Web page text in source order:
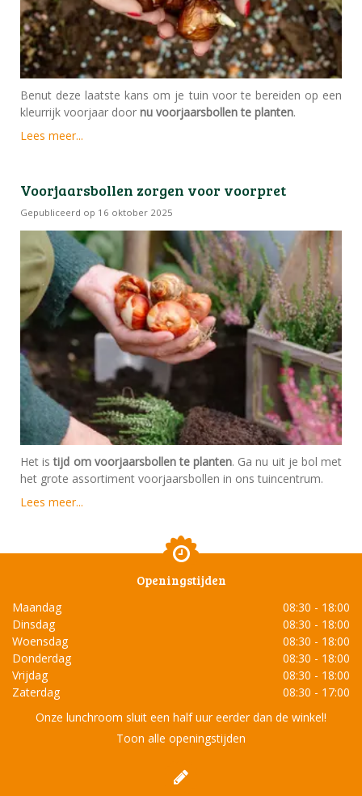
Benut deze laatste kans om je tuin voor te bereiden op een
kleurrijk voorjaar door nu voorjaarsbollen te planten.
Lees meer...
Voorjaarsbollen zorgen voor voorpret
Gepubliceerd op 16 oktober 2025
Het istijd om voorjaarsbollen te planten. Ga nu uit je bol met
het grote assortiment voorjaarsbollen in ons tuincentrum.
Lees meer...
Openingstijden
Maandag
08:30 - 18:00
Dinsdag
08:30 - 18:00
Woensdag
08:30 - 18:00
Donderdag
08:30 - 18:00
Vrijdag
08:30 - 18:00
Zaterdag
08:30 - 17:00
Onze lunchroom sluit een half uur eerder dan de winkel!
Toon alle openingstijden